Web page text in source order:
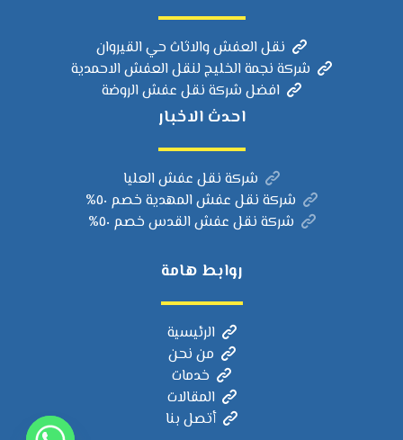
نقل العفش والاثاث حي القيروان
شركة نجمة الخليج لنقل العفش الاحمدية
افضل شركة نقل عفش الروضة
احدث الاخبار
شركة نقل عفش العليا
شركة نقل عفش المهدية خصم ٥٠%
شركة نقل عفش القدس خصم ٥٠%
روابط هامة
الرئيسية
من نحن
خدمات
المقالات
أتصل بنا